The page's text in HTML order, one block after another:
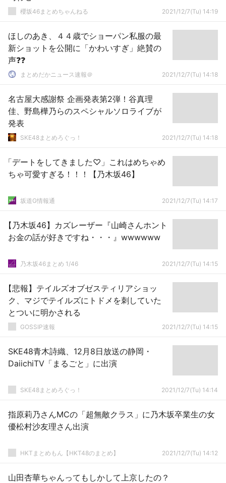
櫻坂46まとめちゃんねる 2021/12/7(Tu) 14:19
ほしのあき、４４歳でショーパン私服の最
新ショットを公開に「かわいすぎ」絶賛の
声❓❓
まとめだかニュース速報＠ 2021/12/7(Tu) 14:18
名古屋大感謝祭 企画発表第2弾！谷真理
佳、野島樺乃らのスペシャルソロライブが
発表
SKE48まとめろぐっ！ 2021/12/7(Tu) 14:18
「デートをしてきました♡」これはめちゃめ
ちゃ可愛すぎる！！！【乃木坂46】
坂道G情報通 2021/12/7(Tu) 14:17
【乃木坂46】カズレーザー『山崎さんホント
お金の話が好きですね・・・』wwwwww
乃木坂46まとめ 1/46 2021/12/7(Tu) 14:15
【悲報】テイルズオブゼスティリアショッ
ク、マジでテイルズにトドメを刺していた
とついに明かされる
GOSSIP速報 2021/12/7(Tu) 14:15
SKE48青木詩織、12月8日放送の静岡・
DaiichiTV「まるごと」に出演
SKE48まとめろぐっ！ 2021/12/7(Tu) 14:14
指原莉乃さんMCの「超無敵クラス」に乃木坂卒業生の女
優松村沙友理さん出演
HKTまとめもん【HKT48のまとめ】 2021/12/7(Tu) 14:12
山田杏華ちゃんってもしかして上京したの？